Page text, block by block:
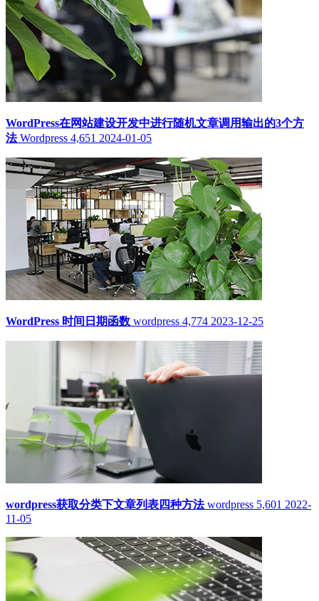
WordPress在网站建设开发中进行随机文章调用输出的3个方
法 Wordpress 4,651 2024-01-05
WordPress 时间日期函数 wordpress 4,774 2023-12-25
wordpress获取分类下文章列表四种方法 wordpress 5,601 2022-
11-05